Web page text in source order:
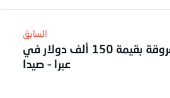
العثور على مجوهرات مسروقة بقيمة 150 ألف دولار في
عبرا – صيدا